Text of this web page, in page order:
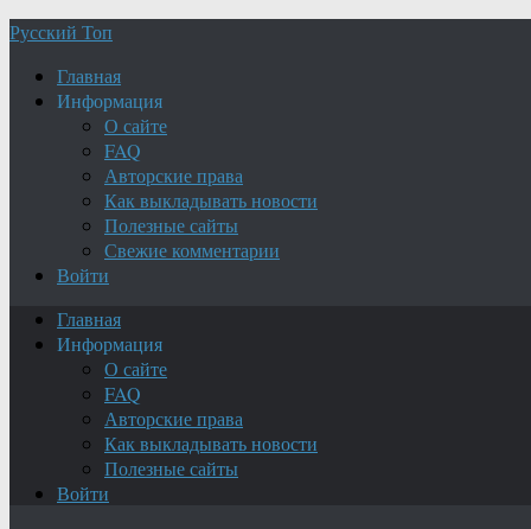
Русский Топ
Главная
Информация
О сайте
FAQ
Авторские права
Как выкладывать новости
Полезные сайты
Свежие комментарии
Войти
Главная
Информация
О сайте
FAQ
Авторские права
Как выкладывать новости
Полезные сайты
Войти